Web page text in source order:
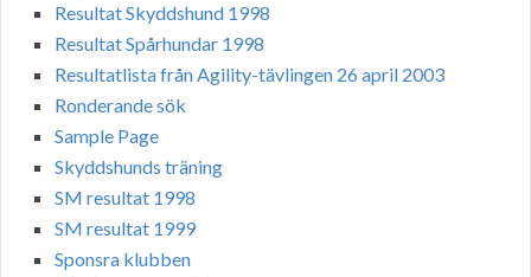
Resultat Skyddshund 1998
Resultat Spårhundar 1998
Resultatlista från Agility-tävlingen 26 april 2003
Ronderande sök
Sample Page
Skyddshunds träning
SM resultat 1998
SM resultat 1999
Sponsra klubben